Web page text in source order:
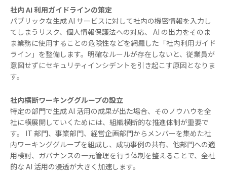
社内 AI 利用ガイドラインの策定
パブリックな生成 AI サービスに対して社内の機密情報を入力し
てしまうリスク、個人情報保護法への対応、 AI の出力をそのま
ま業務に使用することの危険性などを網羅した「社内利用ガイド
ライン」を整備します。明確なルールが存在しないと、従業員が
意図せずにセキュリティインシデントを引き起こす原因となりま
す。
社内横断ワーキンググループの設立
特定の部門で生成 AI 活用の成果が出た場合、そのノウハウを全
社に横展開していくためには、組織横断的な推進体制が重要で
す。 IT 部門、事業部門、経営企画部門からメンバーを集めた社
内ワーキンググループを組成し、成功事例の共有、他部門への適
用検討、ガバナンスの一元管理を行う体制を整えることで、全社
的な AI 活用の浸透が大きく加速します。